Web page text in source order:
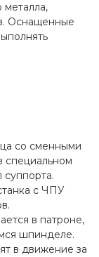
металла,
Оснащенные
со сменными
специальном
суппорта.
с ЧПУ
в патроне,
шпинделе.
в движение за